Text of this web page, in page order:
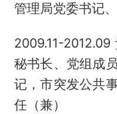
管理局党委书记
2009.11-
秘书长、党组成
记，市突发公共
任（兼）